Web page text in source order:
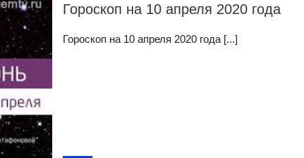
Гороскоп на 10 апреля 2020 года
Гороскоп на 10 апреля 2020 года [...]